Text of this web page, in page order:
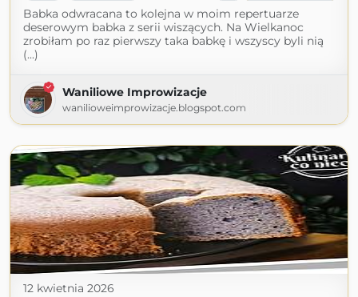
Babka odwracana to kolejna w moim repertuarze
deserowym babka z serii wiszących. Na Wielkanoc
zrobiłam po raz pierwszy taka babkę i wszyscy byli nią
(...)
Waniliowe Improwizacje
wanilioweimprowizacje.blogspot.com
12 kwietnia 2026